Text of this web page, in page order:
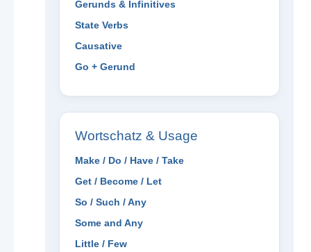
Gerunds & Infinitives
State Verbs
Causative
Go + Gerund
Wortschatz & Usage
Make / Do / Have / Take
Get / Become / Let
So / Such / Any
Some and Any
Little / Few